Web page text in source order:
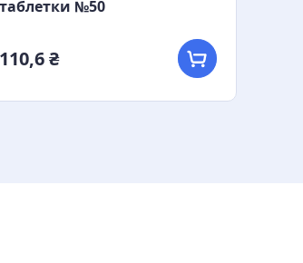
таблетки №50
110,6 ₴